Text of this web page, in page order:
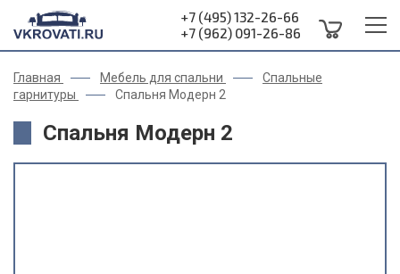
+7 (495) 132-26-66
+7 (962) 091-26-86
Главная Мебель для спальни
Спальные
гарнитуры
Спальня Модерн 2
Спальня Модерн 2